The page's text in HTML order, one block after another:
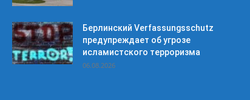
Берлинский Verfassungsschutz
предупреждает об угрозе
исламистского терроризма
06.08.2026